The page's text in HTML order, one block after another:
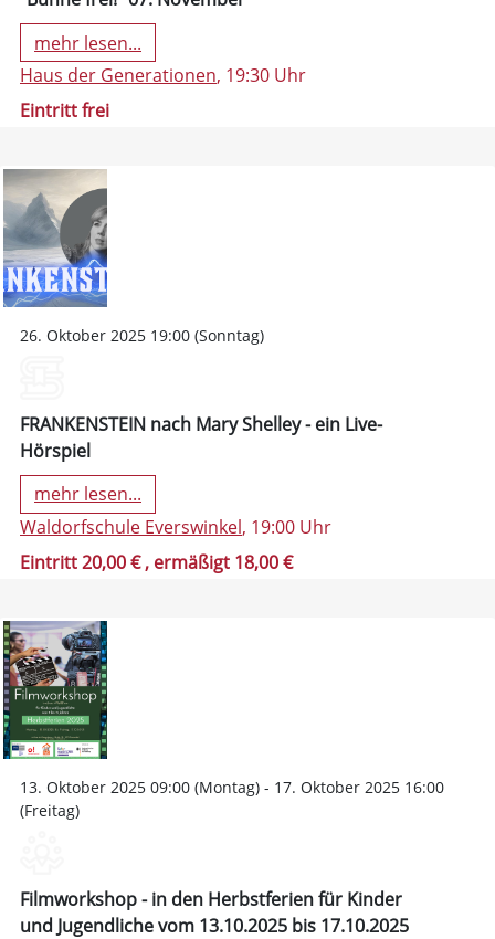
mehr lesen...
Haus der Generationen, 19:30 Uhr
Eintritt frei
26. Oktober 2025 19:00 (Sonntag)
FRANKENSTEIN nach Mary Shelley - ein Live-
Hörspiel
mehr lesen...
Waldorfschule Everswinkel, 19:00 Uhr
Eintritt 20,00 €, ermäßigt 18,00 €
13. Oktober 2025 09:00 (Montag) - 17. Oktober 2025 16:00
(Freitag)
Filmworkshop - in den Herbstferien für Kinder
und Jugendliche vom 13.10.2025 bis 17.10.2025